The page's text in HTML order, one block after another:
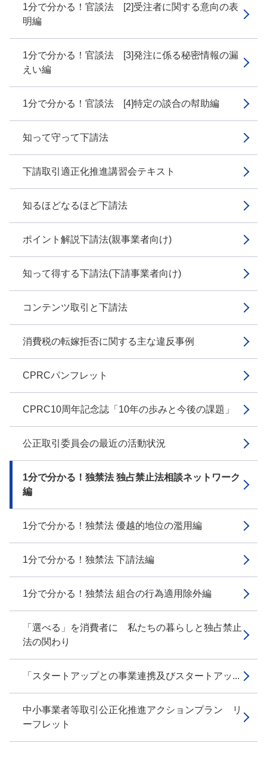
1分で分かる！官談法 [2]受注者に関する意向の表
明編
1分で分かる！官談法 [3]発注に係る秘密情報の漏
えい編
1分で分かる！官談法 [4]特定の談合の幇助編
知って守って下請法
下請取引適正化推進講習会テキスト
知るほどなるほど下請法
ポイント解説下請法(親事業者向け)
知って得する下請法(下請事業者向け)
コンテンツ取引と下請法
消費税の転嫁拒否に関する主な違反事例
CPRCパンフレット
CPRC10周年記念誌「10年の歩みと今後の課題」
公正取引委員会の最近の活動状況
1分で分かる！独禁法 独占禁止法相談ネットワーク
編
1分で分かる！独禁法 優越的地位の濫用編
1分で分かる！独禁法 下請法編
1分で分かる！独禁法 組合の行為適用除外編
「選べる」を消費者に 私たちの暮らしと独占禁止
法の関わり
「スタートアップとの事業連携及びスタートアッ...
中小事業者等取引公正化推進アクションプラン リ
ーフレット